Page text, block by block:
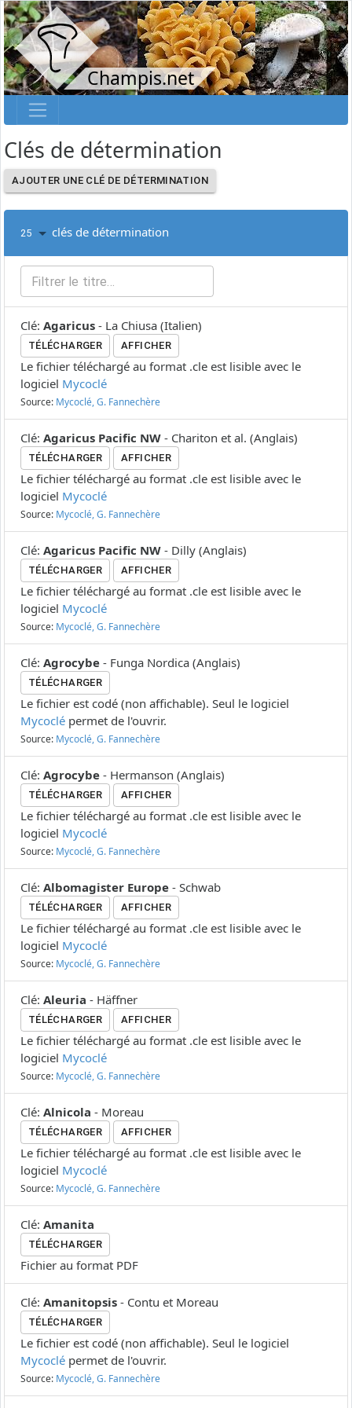
Champis.net
Clés de détermination
AJOUTER UNE CLÉ DE DÉTERMINATION
25 clés de détermination
Clé: Agaricus - La Chiusa (Italien)
TÉLÉCHARGER AFFICHER
Le fichier téléchargé au format .cle est lisible avec le
logiciel Mycoclé
Source: Mycoclé, G. Fannechère
Clé: Agaricus Pacific NW - Chariton et al. (Anglais)
TÉLÉCHARGER AFFICHER
Le fichier téléchargé au format .cle est lisible avec le
logiciel Mycoclé
Source: Mycoclé, G. Fannechère
Clé: Agaricus Pacific NW - Dilly (Anglais)
TÉLÉCHARGER AFFICHER
Le fichier téléchargé au format .cle est lisible avec le
logiciel Mycoclé
Source: Mycoclé, G. Fannechère
Clé: Agrocybe - Funga Nordica (Anglais)
TÉLÉCHARGER
Le fichier est codé (non affichable). Seul le logiciel
Mycoclé permet de l'ouvrir.
Source: Mycoclé, G. Fannechère
Clé: Agrocybe - Hermanson (Anglais)
TÉLÉCHARGER AFFICHER
Le fichier téléchargé au format .cle est lisible avec le
logiciel Mycoclé
Source: Mycoclé, G. Fannechère
Clé: Albomagister Europe - Schwab
TÉLÉCHARGER AFFICHER
Le fichier téléchargé au format .cle est lisible avec le
logiciel Mycoclé
Source: Mycoclé, G. Fannechère
Clé: Aleuria - Häffner
TÉLÉCHARGER AFFICHER
Le fichier téléchargé au format .cle est lisible avec le
logiciel Mycoclé
Source: Mycoclé, G. Fannechère
Clé: Alnicola - Moreau
TÉLÉCHARGER AFFICHER
Le fichier téléchargé au format .cle est lisible avec le
logiciel Mycoclé
Source: Mycoclé, G. Fannechère
Clé: Amanita
TÉLÉCHARGER
Fichier au format PDF
Clé: Amanitopsis - Contu et Moreau
TÉLÉCHARGER
Le fichier est codé (non affichable). Seul le logiciel
Mycoclé permet de l'ouvrir.
Source: Mycoclé, G. Fannechère